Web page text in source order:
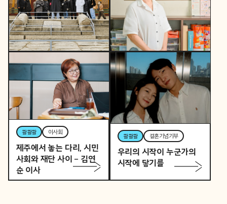
역사활동가
토요일 오후, 역사활동가
로 변신하는 직장인 P의
이중생활
콸콸콸 뷰티풀커넥트
우리 동네가 어제보다 다
정해지는 법
콸콸콸 이사회
제주에서 놓는 다리, 시민
사회와 재단 사이 – 김연
순 이사
콸콸콸 결혼기념기부
우리의 시작이 누군가의
시작에 닿기를